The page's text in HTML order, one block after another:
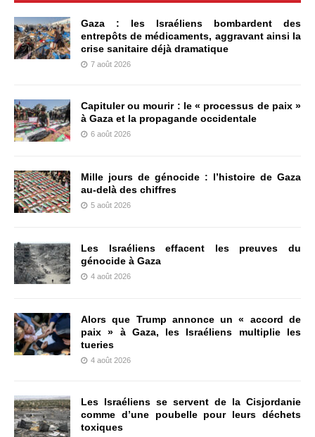
Gaza : les Israéliens bombardent des
entrepôts de médicaments, aggravant ainsi la
crise sanitaire déjà dramatique
7 août 2026
Capituler ou mourir : le « processus de paix »
à Gaza et la propagande occidentale
6 août 2026
Mille jours de génocide : l’histoire de Gaza
au-delà des chiffres
5 août 2026
Les Israéliens effacent les preuves du
génocide à Gaza
4 août 2026
Alors que Trump annonce un « accord de
paix » à Gaza, les Israéliens multiplie les
tueries
4 août 2026
Les Israéliens se servent de la Cisjordanie
comme d’une poubelle pour leurs déchets
toxiques